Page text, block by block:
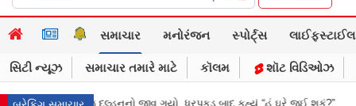
સમાચાર મનોરંજન સ્પોર્ટ્સ લાઈફસ્ટાઈલ
સિટી ન્યૂઝ સમાચાર તમારે માટે કૉલમ શૉટ વિડિઓઝ
બાદ કહ્યું “હું ઘરે જઈ શકું?” ‘હું બાબા બાગેશ્વર નથી...’: IIT દિલ્હીમાં